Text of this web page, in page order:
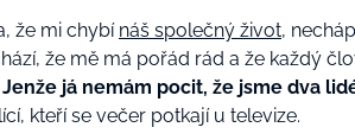
že mi chybí náš společný život,
že mě má pořád rád a že každý
Jenže já nemám pocit, že jsme dva
kteří se večer potkají u televize.